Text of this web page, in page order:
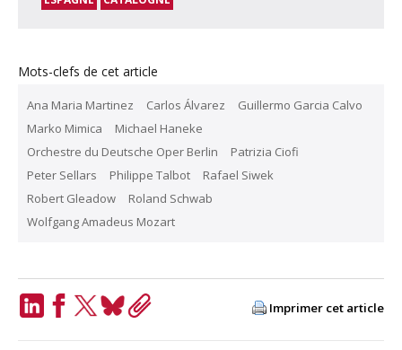
Mots-clefs de cet article
Ana Maria Martinez Carlos Álvarez
Guillermo Garcia Calvo
Marko Mimica
Michael Haneke
Orchestre du Deutsche Oper Berlin
Patrizia Ciofi
Peter Sellars
Philippe Talbot
Rafael Siwek
Robert Gleadow
Roland Schwab
Wolfgang Amadeus Mozart
Imprimer cet article